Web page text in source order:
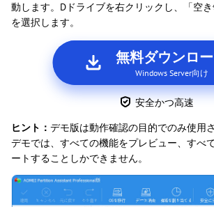
動します。Dドライブを右クリックし、「空き
を選択します。
無料ダウンロ
Windows Server向け
安全かつ高速
ヒント： デモ版は動作確認の目的でのみ使用
デモでは、すべての機能をプレビュー、すべ
ートすることしかできません。